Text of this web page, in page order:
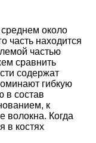
около
часть находится
частью
сравнить
содержат
гибкую
в состав
к
волокна. Когда
в костях